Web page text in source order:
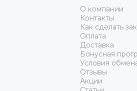
О компании
Контакты
Как сделать
Оплата
Доставка
Бонусная
Условия
Отзывы
Акции